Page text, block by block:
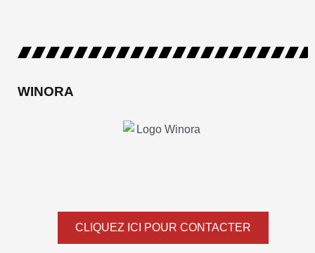
WINORA
CLIQUEZ ICI POUR CONTACTER